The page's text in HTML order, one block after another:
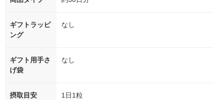
ギフトラッピ
ング
なし
ギフト用手さ
げ袋
なし
摂取目安 1日1粒